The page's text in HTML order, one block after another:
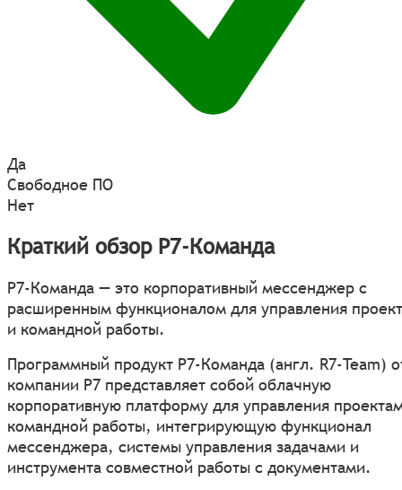
Да
Свободное ПО
Нет
Краткий обзор Р7-Команда
P7-Команда — это корпоративный мессенджер с
расширенным функционалом для управления
и командной работы.
Программный продукт P7-Команда (англ. R7-Team)
компании Р7 представляет собой облачную
корпоративную платформу для управления
командной работы, интегрирующую функционал
мессенджера, системы управления задачами и
инструмента совместной работы с документами.